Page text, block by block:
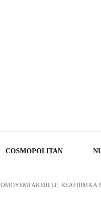
COSMOPOLITAN
OMOYEMI AKERELE, REAFIRMA A